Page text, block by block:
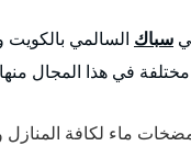
سباك السالمي بالكويت
في هذا المجال
ماء لكافة